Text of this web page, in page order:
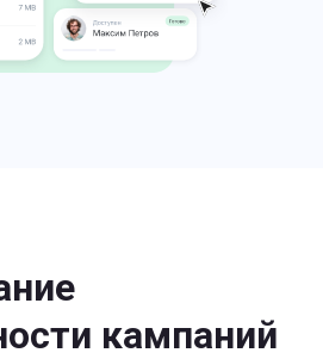
кампаний